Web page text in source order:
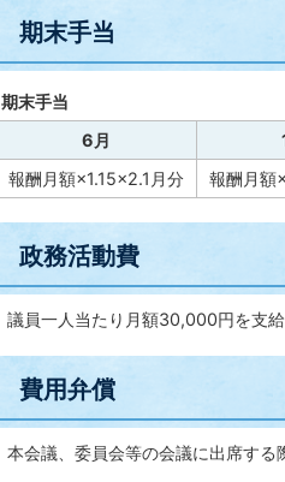
期末手当
期末手当
6月
報酬月額×1.15×2.1月分
報酬月額
政務活動費
議員一人当たり月額30,000円を支給
費用弁償
本会議、委員会等の会議に出席する